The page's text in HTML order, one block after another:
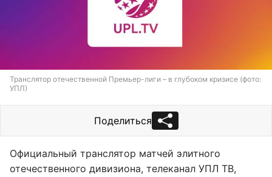
Транслятор отечественной Премьер-лиги – в глубоком кризисе (фото:
УПЛ)
Поделиться
Официальный транслятор матчей элитного
отечественного дивизиона, телеканал УПЛ ТВ,